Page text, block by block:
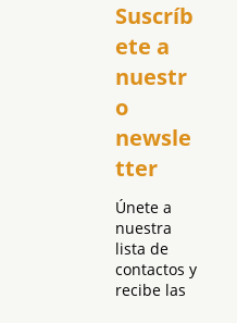
Suscríb
ete a
nuestr
o
newsle
tter
Únete a
nuestra
lista de
contactos y
recibe las